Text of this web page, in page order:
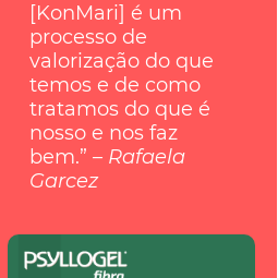
[KonMari] é um
processo de
valorização do que
temos e de como
tratamos do que é
nosso e nos faz
bem.” – Rafaela
Garcez